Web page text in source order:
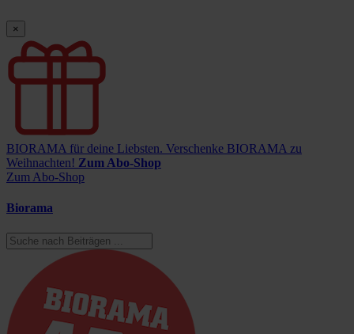
×
BIORAMA für deine Liebsten. Verschenke BIORAMA zu
Weihnachten! Zum Abo-Shop
Zum Abo-Shop
Biorama